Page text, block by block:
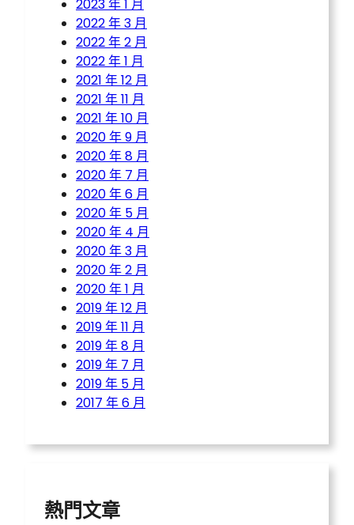
2023 年 1 月
2022 年 3 月
2022 年 2 月
2022 年 1 月
2021 年 12 月
2021 年 11 月
2021 年 10 月
2020 年 9 月
2020 年 8 月
2020 年 7 月
2020 年 6 月
2020 年 5 月
2020 年 4 月
2020 年 3 月
2020 年 2 月
2020 年 1 月
2019 年 12 月
2019 年 11 月
2019 年 8 月
2019 年 7 月
2019 年 5 月
2017 年 6 月
熱門文章